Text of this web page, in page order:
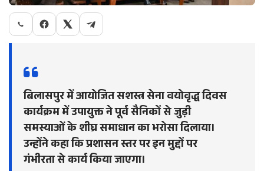
बिलासपुर में आयोजित सशस्त्र सेना वयोवृद्ध दिवस
कार्यक्रम में उपायुक्त ने पूर्व सैनिकों से जुड़ी
समस्याओं के शीघ्र समाधान का भरोसा दिलाया।
उन्होंने कहा कि प्रशासन स्तर पर इन मुद्दों पर
गंभीरता से कार्य किया जाएगा।